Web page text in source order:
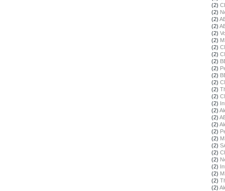
(2)
(2)
(2)
(2)
(2)
(2)
(2)
(2)
(2)
(2)
(2)
(2)
(2)
(2)
(2)
(2)
(2)
(2)
(2)
(2)
(2)
(2)
(2)
(2)
(2)
(2)
(2)